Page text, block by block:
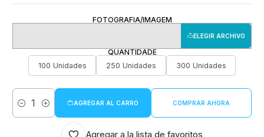
FOTOGRAFIA/IMAGEM
ELEGIR ARCHIVO
QUANTIDADE
100 Unidades
250 Unidades 300 Unidades
Cantidad
AGREGAR AL CARRO COMPRAR AHORA
Agregar a la lista de favoritos